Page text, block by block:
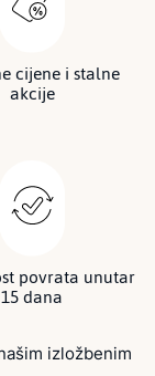
cijene i stalne
akcije
povrata unutar
15 dana
izložbenim